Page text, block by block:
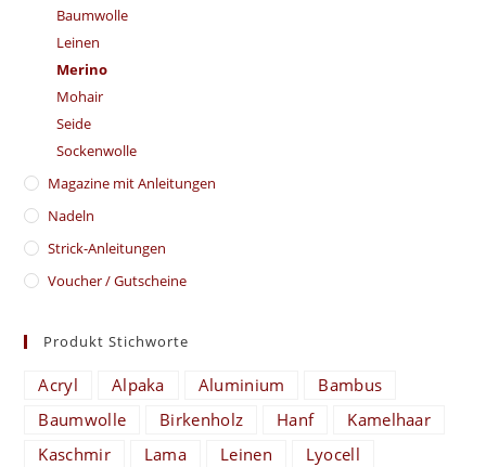
Baumwolle
Leinen
Merino
Mohair
Seide
Sockenwolle
Magazine mit Anleitungen
Nadeln
Strick-Anleitungen
Voucher / Gutscheine
Produkt Stichworte
Acryl Alpaka Aluminium
Bambus
Baumwolle
Birkenholz Hanf
Kamelhaar
Kaschmir
Lama Leinen
Lyocell